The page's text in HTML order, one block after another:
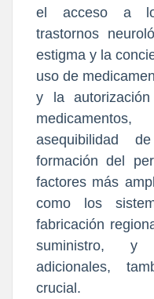
el acceso a
trastornos
estigma y la
uso de
y la
asequibilidad
formación del
factores más
como los
fabricación
suministro, y
adicionales,
crucial.